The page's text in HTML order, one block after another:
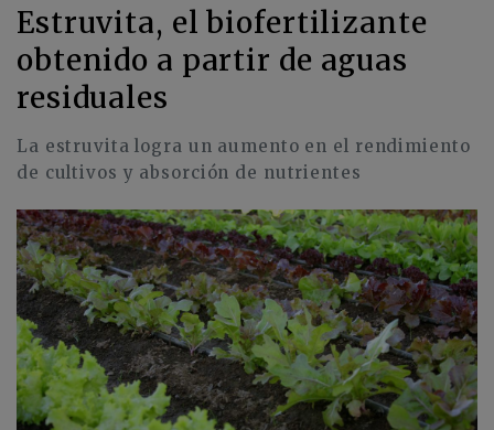
Estruvita, el biofertilizante
obtenido a partir de aguas
residuales
La estruvita logra un aumento en el rendimiento
de cultivos y absorción de nutrientes